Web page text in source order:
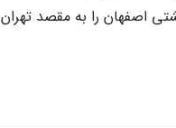
فرودگاه بین المللی شهید بهشتی اصفهان را به مقصد تهران